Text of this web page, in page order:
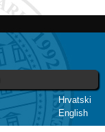
Hrvatski
English